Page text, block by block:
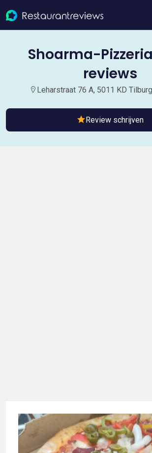
Shoarma-
reviews
Leharstraat 76 A, 5011 KD
Review schrijven